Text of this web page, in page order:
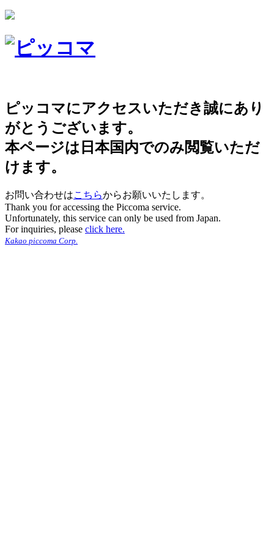
ピッコマにアクセスいただき誠にあり
がとうございます。
本ページは日本国内でのみ閲覧いただ
けます。
お問い合わせはこちらからお願いいたします。
Thank you for accessing the Piccoma service.
Unfortunately, this service can only be used from Japan.
For inquiries, please click here.
Kakao piccoma Corp.